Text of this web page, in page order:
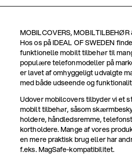
MOBILCOVERS, MOBILTILBEHØR
Hos os på IDEAL OF SWEDEN
funktionelle mobilt tilbehør til
populære telefonmodeller på
er lavet af omhyggeligt udvalgte
med både udseende og
Udover mobilcovers tilbyder vi et
mobilt tilbehør, såsom
holdere, håndledsremme,
kortholdere. Mange af vores
en mere praktisk brug eller har
f.eks. MagSafe-kompatibilitet.